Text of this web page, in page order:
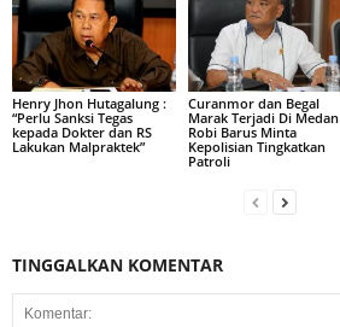
Henry Jhon Hutagalung :
“Perlu Sanksi Tegas
kepada Dokter dan RS
Lakukan Malpraktek”
Curanmor dan Begal
Marak Terjadi Di Medan
Robi Barus Minta
Kepolisian Tingkatkan
Patroli
TINGGALKAN KOMENTAR